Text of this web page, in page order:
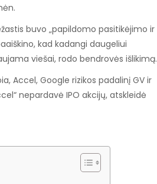
buvo „papildomo pasitikėjimo ir
kad kadangi daugeliui
viešai, rodo bendrovės išlikimą.
Accel, Google rizikos padalinį GV ir
nepardavė IPO akcijų, atskleidė